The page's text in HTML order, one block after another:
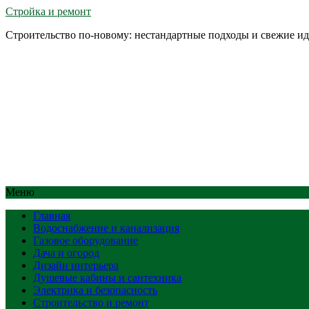
Стройка и ремонт
Строительство по-новому: нестандартные подходы и свежие
Меню
Главная
Водоснабжение и канализация
Газовое оборудование
Дача и огород
Дизайн интерьера
Душевые кабины и сантехника
Электрика и безопасность
Строительство и ремонт